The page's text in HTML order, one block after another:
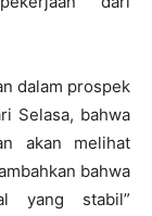
dalam prospek
Selasa, bahwa
akan melihat
bahwa
yang stabil”